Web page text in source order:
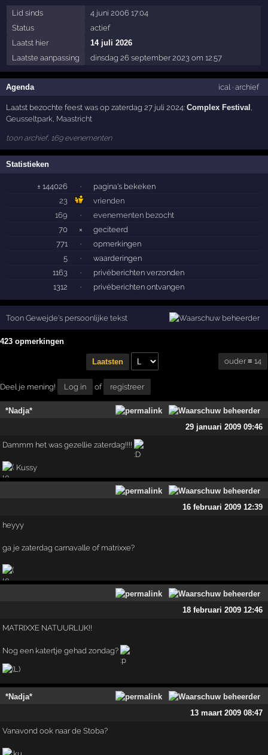
Lid sinds
4 juni 2006 17:04
Status
actief
Laatst hier
14 juli 2026
Laatste aanpassing
dinsdag 26 september 2023 om 12:57
Agenda ical · archief
Laatst bezochte feest was op zaterdag 27 juli 2024:Complex Festival ,
Geusseltpark, Maastricht
toon archief, 169 evenementen
Statistieken
± 144026 ·
pagina's bekeken
23
vrienden
169
·
evenementen bezocht
70
×
geciteerd
771
·
opmerkingen
5
·
waarderingen
1163
·
privéberichten verzonden
1312
· privéberichten ontvangen
Toon Gewejde's persoonlijke tekst
423 opmerkingen
Laatsten ouder ≡ 14
Deel je mening! Log in of registreer
*Nadja*
29 januari 2009 09:46
Dammm het was gezellie zaterdag!!!!
Kussy
16 februari 2009 12:39
heyyy
ga je zaterdag carnavalle of matrixxe?
18 februari 2009 12:46
MATRIXXE NATUURLIJK!!
Nog een katertje gehad zondag?
*Nadja*
13 maart 2009 08:47
Vanavond ook naar de Stoba?